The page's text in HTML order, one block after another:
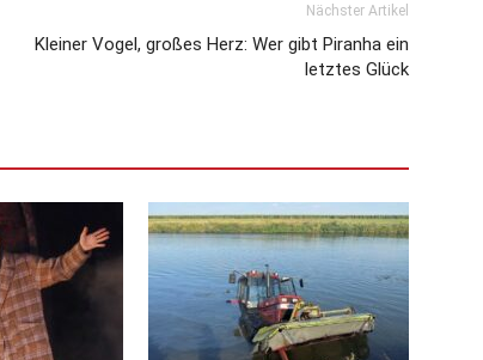
Nächster Artikel
Kleiner Vogel, großes Herz: Wer gibt Piranha ein
letztes Glück